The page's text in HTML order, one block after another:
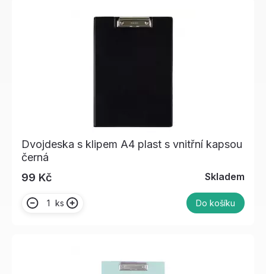
Dvojdeska s klipem A4 plast s vnitřní kapsou
černá
99 Kč
Skladem
ks Do košíku